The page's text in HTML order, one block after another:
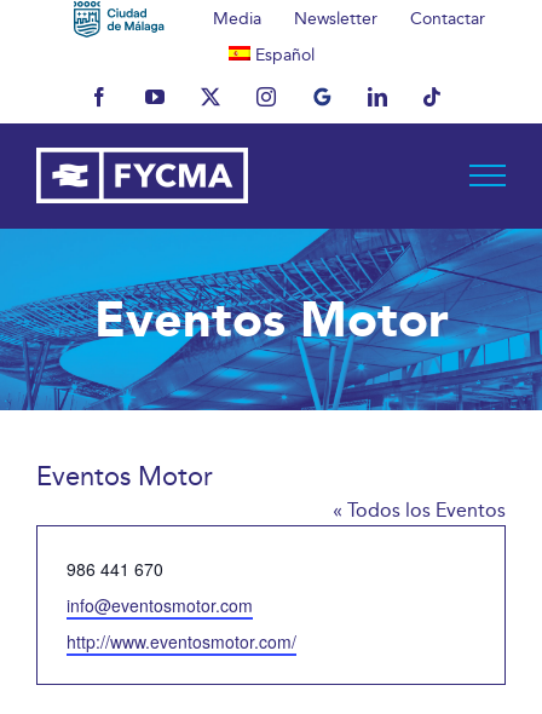
Media Newsletter
Contactar
Español
FacebookYouTubeX InstagramMyBusinessLinkedInTiktok
Eventos Motor
Eventos Motor
« Todos los Eventos
Teléfono
986 441 670
Email
info@eventosmotor.com
Website
http://www.eventosmotor.com/